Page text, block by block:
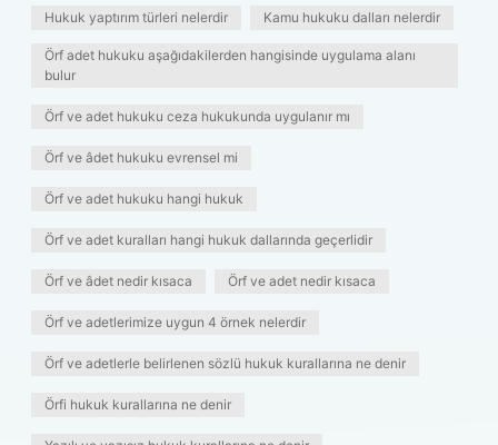
Hukuk yaptırım türleri nelerdir Kamu hukuku dalları nelerdir
Örf adet hukuku aşağıdakilerden hangisinde uygulama alanı
bulur
Örf ve adet hukuku ceza hukukunda uygulanır mı
Örf ve âdet hukuku evrensel mi
Örf ve adet hukuku hangi hukuk
Örf ve adet kuralları hangi hukuk dallarında geçerlidir
Örf ve âdet nedir kısaca Örf ve adet nedir kısaca
Örf ve adetlerimize uygun 4 örnek nelerdir
Örf ve adetlerle belirlenen sözlü hukuk kurallarına ne denir
Örfi hukuk kurallarına ne denir